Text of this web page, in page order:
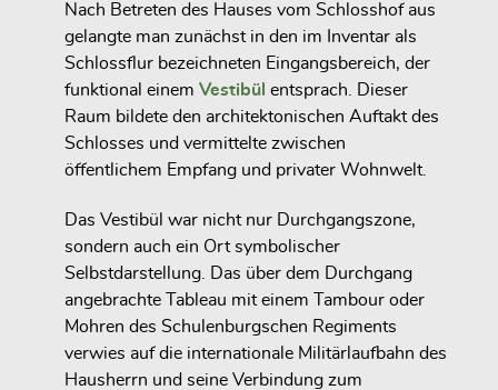
Nach Betreten des Hauses vom Schlosshof aus
gelangte man zunächst in den im Inventar als
Schlossflur bezeichneten Eingangsbereich, der
funktional einem Vestibül entsprach. Dieser
Raum bildete den architektonischen Auftakt des
Schlosses und vermittelte zwischen
öffentlichem Empfang und privater Wohnwelt.
Das Vestibül war nicht nur Durchgangszone,
sondern auch ein Ort symbolischer
Selbstdarstellung. Das über dem Durchgang
angebrachte Tableau mit einem Tambour oder
Mohren des Schulenburgschen Regiments
verwies auf die internationale Militärlaufbahn des
Hausherrn und seine Verbindung zum